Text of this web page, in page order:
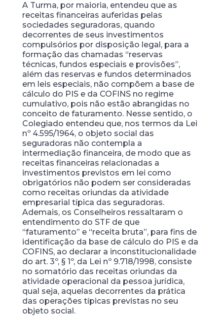
A Turma, por maioria, entendeu que as
receitas financeiras auferidas pelas
sociedades seguradoras, quando
decorrentes de seus investimentos
compulsórios por disposição legal, para a
formação das chamadas “reservas
técnicas, fundos especiais e provisões”,
além das reservas e fundos determinados
em leis especiais, não compõem a base de
cálculo do PIS e da COFINS no regime
cumulativo, pois não estão abrangidas no
conceito de faturamento. Nesse sentido, o
Colegiado entendeu que, nos termos da Lei
nº 4.595/1964, o objeto social das
seguradoras não contempla a
intermediação financeira, de modo que as
receitas financeiras relacionadas a
investimentos previstos em lei como
obrigatórios não podem ser consideradas
como receitas oriundas da atividade
empresarial típica das seguradoras.
Ademais, os Conselheiros ressaltaram o
entendimento do STF de que
“faturamento” e “receita bruta”, para fins de
identificação da base de cálculo do PIS e da
COFINS, ao declarar a inconstitucionalidade
do art. 3º, § 1º, da Lei nº 9.718/1998, consiste
no somatório das receitas oriundas da
atividade operacional da pessoa jurídica,
qual seja, aquelas decorrentes da prática
das operações típicas previstas no seu
objeto social.